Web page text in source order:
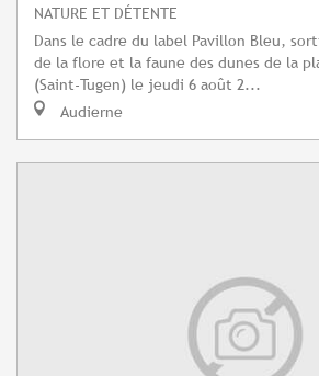
NATURE ET DÉTENTE
Dans le cadre du label Pavillon Bleu,
de la flore et la faune des dunes de la
(Saint-Tugen) le jeudi 6 août 2...
Audierne